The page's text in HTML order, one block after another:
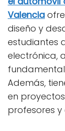
Valencia
diseño y
estudiantes
electrónica,
Además,
en
profesores y